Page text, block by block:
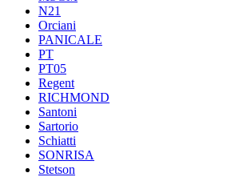
N21
Orciani
PANICALE
PT
PT05
Regent
RICHMOND
Santoni
Sartorio
Schiatti
SONRISA
Stetson